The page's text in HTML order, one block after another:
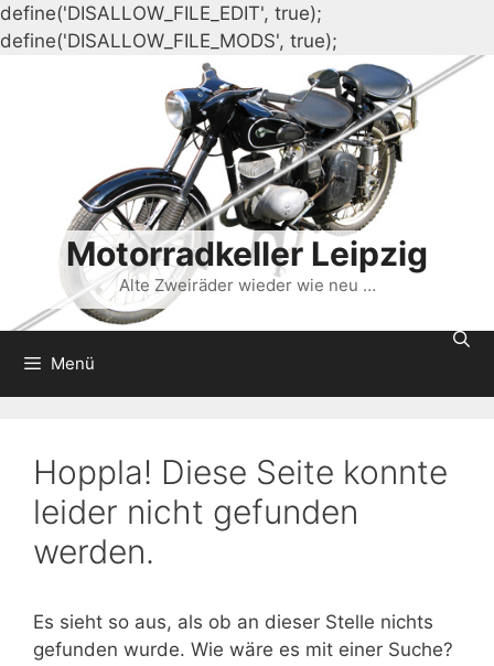
define('DISALLOW_FILE_EDIT', true);
define('DISALLOW_FILE_MODS', true);
Inhalt
springen
Motorradkeller Leipzig
Alte Zweiräder wieder wie neu …
Menü
Hoppla! Diese Seite konnte
leider nicht gefunden
werden.
Es sieht so aus, als ob an dieser Stelle nichts
gefunden wurde. Wie wäre es mit einer Suche?